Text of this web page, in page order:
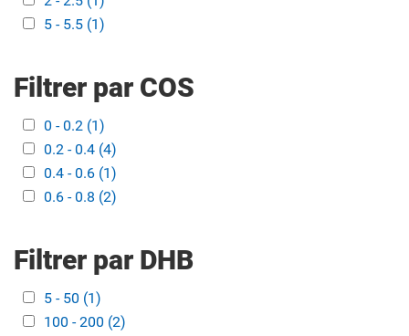
Apply 5 - 5.5 filter
5 - 5.5 (1)
Filtrer par COS
Apply 0 - 0.2 filter
0 - 0.2 (1)
Apply 0.2 - 0.4 filter
0.2 - 0.4 (4)
Apply 0.4 - 0.6 filter
0.4 - 0.6 (1)
Apply 0.6 - 0.8 filter
0.6 - 0.8 (2)
Filtrer par DHB
Apply 5 - 50 filter
5 - 50 (1)
Apply 100 - 200 filter
100 - 200 (2)